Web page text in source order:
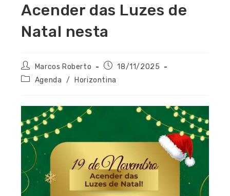
Acender das Luzes de
Natal nesta
Marcos Roberto
18/11/2025
Agenda / Horizontina